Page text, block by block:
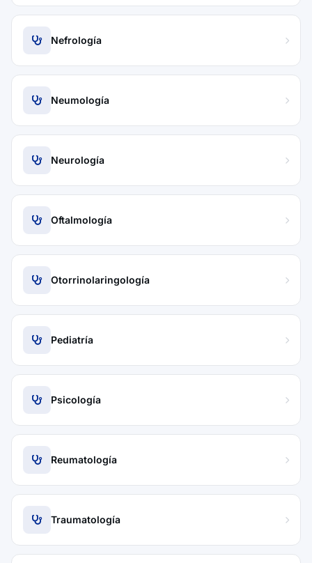
Nefrología
Neumología
Neurología
Oftalmología
Otorrinolaringología
Pediatría
Psicología
Reumatología
Traumatología